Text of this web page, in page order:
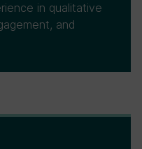
in qualitative
and